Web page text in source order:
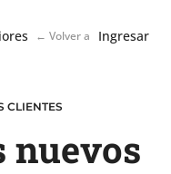
← Volver a Ingresar
CLIENTES
nuevos